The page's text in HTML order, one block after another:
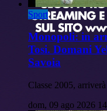
Sport
Monopoli: in
Tosi. Domani
Savoia
Classe 2005,
dom, 09 ago 2026